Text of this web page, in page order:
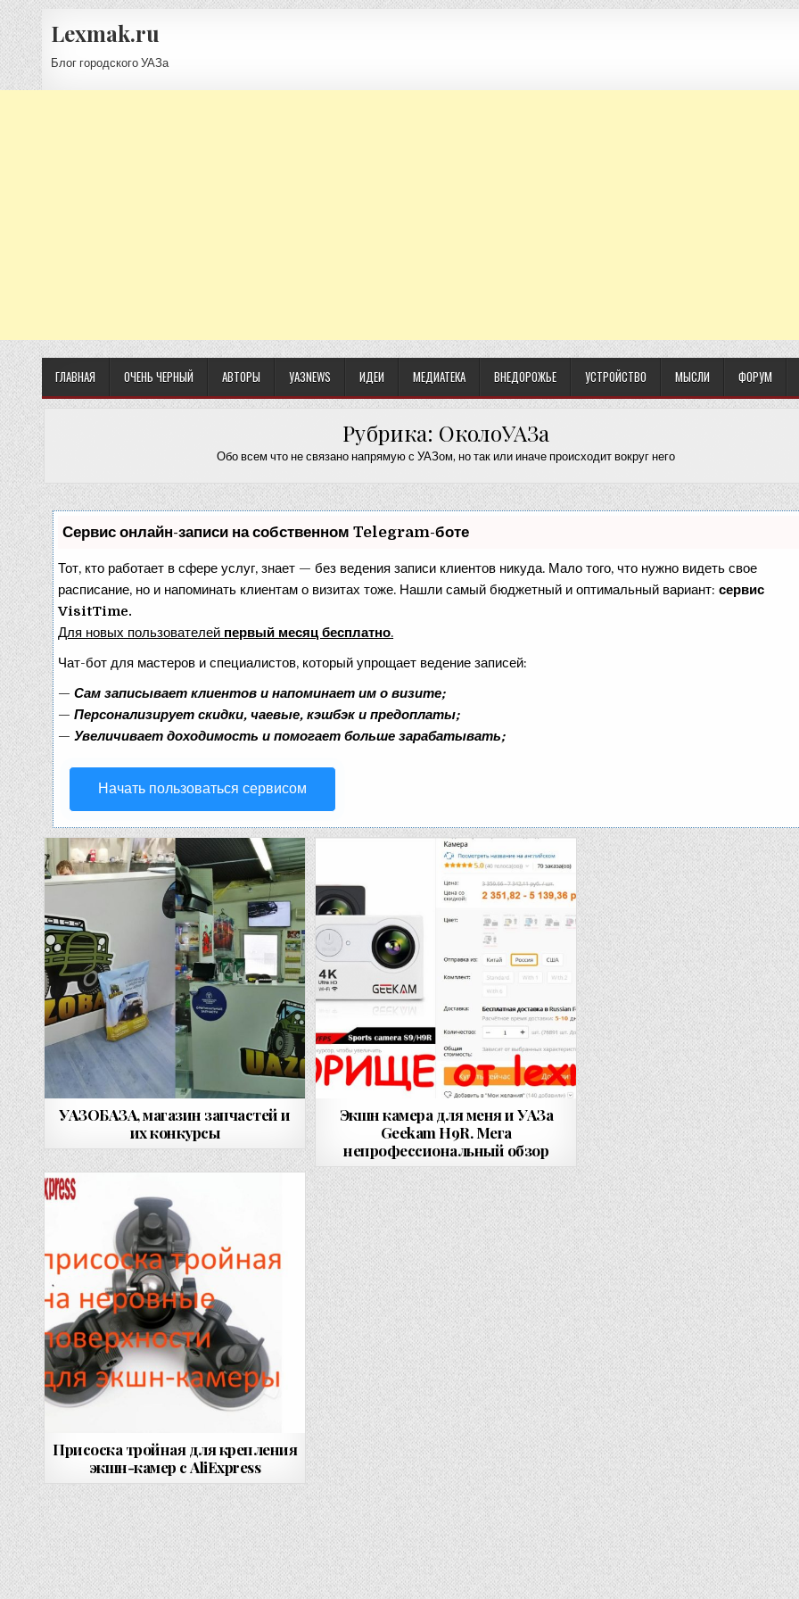
Lexmak.ru
Блог городского УАЗа
ГЛАВНАЯ ОЧЕНЬ ЧЕРНЫЙ АВТОРЫ УАЗNEWS ИДЕИ МЕДИАТЕКА ВНЕДОРОЖЬЕ УСТРОЙСТВО МЫСЛИ ФОРУМ
Рубрика: ОколоУАЗа
Обо всем что не связано напрямую с УАЗом, но так или иначе происходит вокруг него
Сервис онлайн-записи на собственном Telegram-боте
Тот, кто работает в сфере услуг, знает — без ведения записи клиентов никуда. Мало того, что нужно видеть свое
расписание, но и напоминать клиентам о визитах тоже. Нашли самый бюджетный и оптимальный вариант:сервис
VisitTime.
Для новых пользователей первый месяц бесплатно.
Чат-бот для мастеров и специалистов, который упрощает ведение записей:
—Сам записывает клиентов и напоминает им о визите;
—Персонализирует скидки, чаевые, кэшбэк и предоплаты;
—Увеличивает доходимость и помогает больше зарабатывать;
Начать пользоваться сервисом
УАЗОБАЗА, магазин запчастей и
их конкурсы
Экшн камера для меня и УАЗа
Geekam H9R. Мега
непрофессиональный обзор
Присоска тройная для крепления
экшн-камер с AliExpress